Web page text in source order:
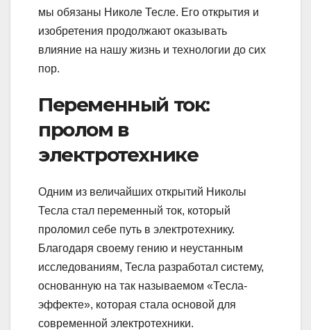
мы обязаны Николе Тесле. Его открытия и
изобретения продолжают оказывать
влияние на нашу жизнь и технологии до сих
пор.
Переменный ток:
пролом в
электротехнике
Одним из величайших открытий Николы
Тесла стал переменный ток, который
проломил себе путь в электротехнику.
Благодаря своему гению и неустанным
исследованиям, Тесла разработал систему,
основанную на так называемом «Тесла-
эффекте», которая стала основой для
современной электротехники.